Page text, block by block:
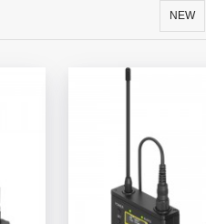
NEW